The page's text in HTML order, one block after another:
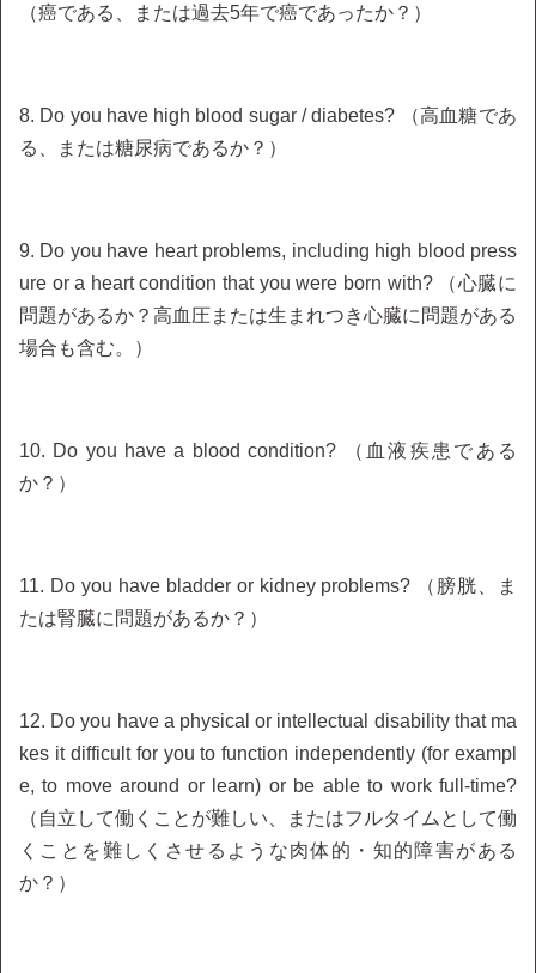
（癌である、または過去5年で癌であったか？）
8. Do you have high blood sugar / diabetes? （高血糖であ
る、または糖尿病であるか？）
9. Do you have heart problems, including high blood press
ure or a heart condition that you were born with? （心臓に
問題があるか？高血圧または生まれつき心臓に問題がある
場合も含む。）
10. Do you have a blood condition? （血液疾患である
か？）
11. Do you have bladder or kidney problems? （膀胱、ま
たは腎臓に問題があるか？）
12. Do you have a physical or intellectual disability that ma
kes it difficult for you to function independently (for exampl
e, to move around or learn) or be able to work full-time?
（自立して働くことが難しい、またはフルタイムとして働
くことを難しくさせるような肉体的・知的障害がある
か？）